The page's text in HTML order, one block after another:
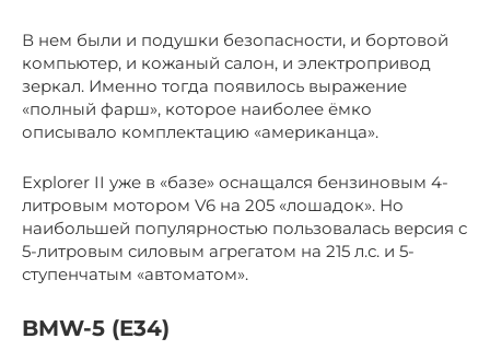
В нем были и подушки безопасности, и бортовой
компьютер, и кожаный салон, и электропривод
зеркал. Именно тогда появилось выражение
«полный фарш», которое наиболее ёмко
описывало комплектацию «американца».
Explorer II уже в «базе» оснащался бензиновым 4-
литровым мотором V6 на 205 «лошадок». Но
наибольшей популярностью пользовалась версия с
5-литровым силовым агрегатом на 215 л.с. и 5-
ступенчатым «автоматом».
BMW-5 (E34)